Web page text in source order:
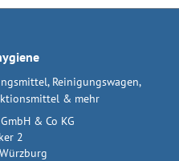
Reinigungswagen,
& mehr
& Co KG
2